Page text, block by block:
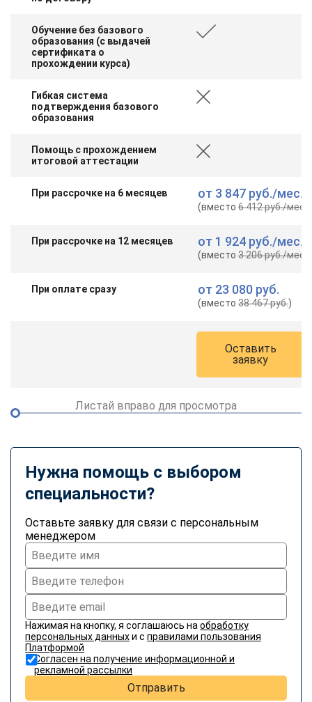
Обучение без базового
образования (с выдачей
сертификата о
прохождении курса)
Гибкая система
подтверждения базового
образования
Помощь с прохождением
итоговой аттестации
При рассрочке на 6 месяцев от 3 847 руб./мес.
(вместо6 412 руб./мес.
При рассрочке на 12 месяцев от 1 924 руб./мес.
(вместо3 206 руб./мес.
При оплате сразу от 23 080 руб.
(вместо38 467 руб.)
Оставить
заявку
Листай вправо для просмотра
Нужна помощь с выбором
специальности?
Оставьте заявку для связи с персональным
менеджером
Нажимая на кнопку, я соглашаюсь на обработку
персональных данныхи с правилами пользования
Платформой
Согласен на получение информационной и
рекламной рассылки
Отправить
Мессенджеры
Свяжитесь с нами через любой удобный мессенджер!
Telegram
Vkontakte EMail
Max